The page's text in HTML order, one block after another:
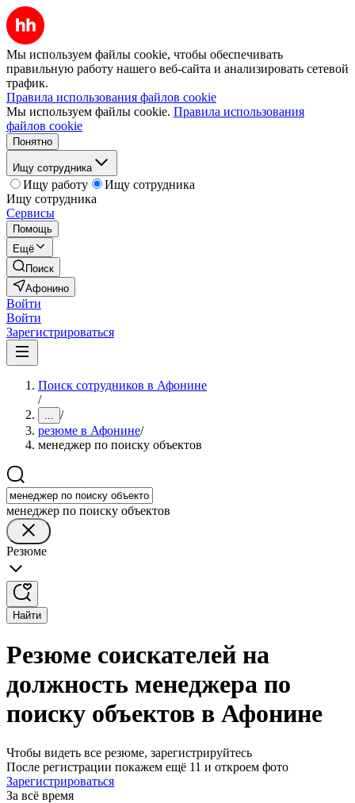
Мы используем файлы cookie, чтобы обеспечивать
правильную работу нашего веб-сайта и анализировать сетевой
трафик.
Правила использования файлов cookie
Мы используем файлы cookie. Правила использования
файлов cookie
Понятно
Ищу сотрудника
Ищу работу
Ищу сотрудника
Ищу сотрудника
Сервисы
Помощь
Ещё
Поиск
Афонино
Войти
Войти
Зарегистрироваться
Поиск сотрудников в Афонине
/
... /
резюме в Афонине/
менеджер по поиску объектов
менеджер по поиску объектов
Резюме
Найти
Резюме соискателей на
должность менеджера по
поиску объектов в Афонине
Чтобы видеть все резюме, зарегистрируйтесь
После регистрации покажем ещё 11 и откроем фото
Зарегистрироваться
За всё время